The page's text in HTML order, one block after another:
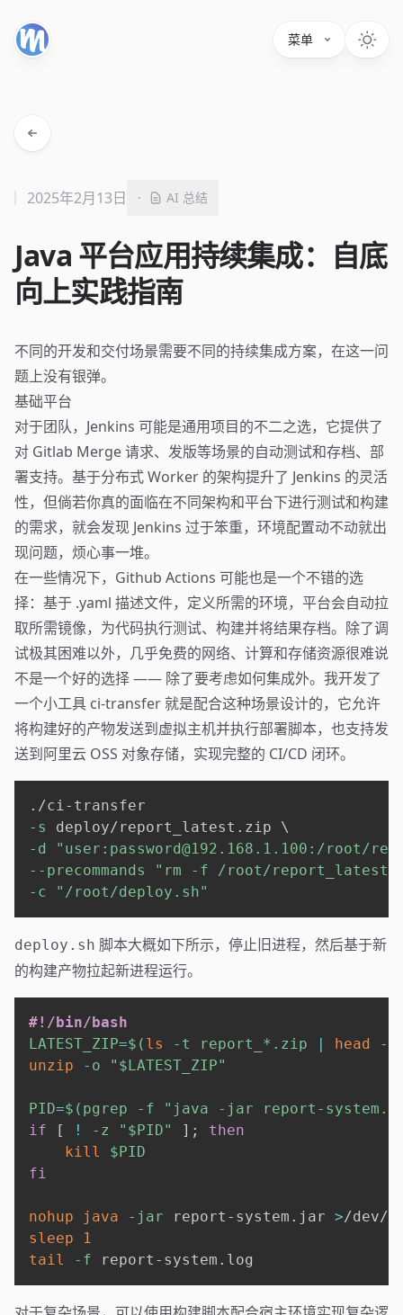
菜单
Java 平台应用持续集成：自底
向上实践指南
2025年2月13日 · AI 总结
不同的开发和交付场景需要不同的持续集成方案，在这一问
题上没有银弹。
基础平台
对于团队，Jenkins 可能是通用项目的不二之选，它提供了
对 Gitlab Merge 请求、发版等场景的自动测试和存档、部
署支持。基于分布式 Worker 的架构提升了 Jenkins 的灵活
性，但倘若你真的面临在不同架构和平台下进行测试和构建
的需求，就会发现 Jenkins 过于笨重，环境配置动不动就出
现问题，烦心事一堆。
在一些情况下，Github Actions 可能也是一个不错的选
择：基于 .yaml 描述文件，定义所需的环境，平台会自动拉
取所需镜像，为代码执行测试、构建并将结果存档。除了调
试极其困难以外，几乎免费的网络、计算和存储资源很难说
不是一个好的选择 —— 除了要考虑如何集成外。我开发了
一个小工具 ci-transfer就是配合这种场景设计的，它允许
将构建好的产物发送到虚拟主机并执行部署脚本，也支持发
送到阿里云 OSS 对象存储，实现完整的 CI/CD 闭环。
-s
deploy/report_latest.zip \
-d
"user:password@192.168.1.100:/root/
--precommands
"rm -f /root/
-c
"/root/deploy.sh"
deploy.sh 脚本大概如下所示，停止旧进程，然后基于新
的构建产物拉起新进程运行。
#!/bin/bash
LATEST_ZIP=$( ls -t report_*.zip | head
-
unzip
-o " $LATEST_ZIP"
PID=$( pgrep -f
"java -jar report-
if
[ ! -z " $PID" ] ;
then
kill
$PID
fi
nohup java -jar report-system.jar >/dev/
sleep
1
tail
-f